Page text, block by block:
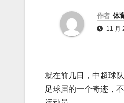
作者 体
11 月
就在前几日，中超球
足球届的一个奇迹，